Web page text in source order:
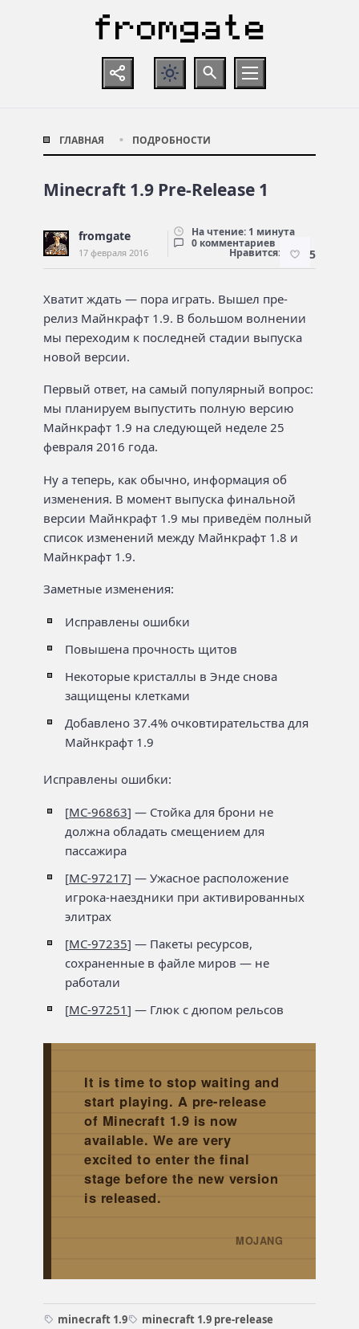
ГЛАВНАЯ ПОДРОБНОСТИ
Minecraft 1.9 Pre-Release 1
fromgate
17 февраля 2016
На чтение: 1 минута
0 комментариев
Нравится: 5
Хватит ждать — пора играть. Вышел пре-
релиз Майнкрафт 1.9. В большом волнении
мы переходим к последней стадии выпуска
новой версии.
Первый ответ, на самый популярный вопрос:
мы планируем выпустить полную версию
Майнкрафт 1.9 на следующей неделе 25
февраля 2016 года.
Ну а теперь, как обычно, информация об
изменения. В момент выпуска финальной
версии Майнкрафт 1.9 мы приведём полный
список изменений между Майнкрафт 1.8 и
Майнкрафт 1.9.
Заметные изменения:
Исправлены ошибки
Повышена прочность щитов
Некоторые кристаллы в Энде снова
защищены клетками
Добавлено 37.4% очковтирательства для
Майнкрафт 1.9
Исправлены ошибки:
[MC-96863] — Стойка для брони не
должна обладать смещением для
пассажира
[MC-97217] — Ужасное расположение
игрока-наездники при активированных
элитрах
[MC-97235] — Пакеты ресурсов,
сохраненные в файле миров — не
работали
[MC-97251] — Глюк с дюпом рельсов
It is time to stop waiting and
start playing. A pre-release
of Minecraft 1.9 is now
available. We are very
excited to enter the final
stage before the new version
is released.
MOJANG
minecraft 1.9
minecraft 1.9 pre-release